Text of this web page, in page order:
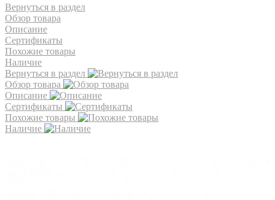
Вернуться в раздел
Обзор товара
Описание
Сертификаты
Похожие товары
Наличие
Вернуться в раздел
Обзор товара
Описание
Сертификаты
Похожие товары
Наличие